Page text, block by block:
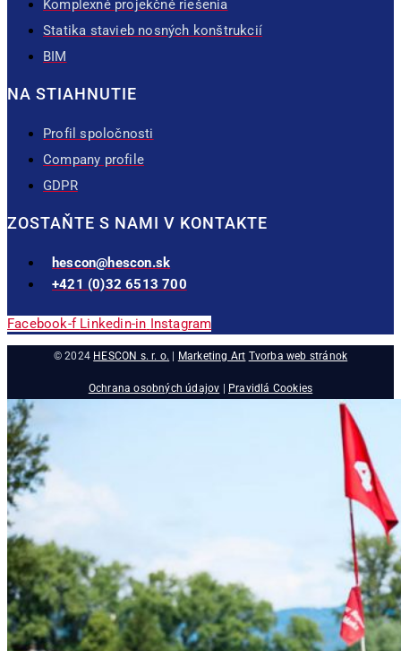
Komplexné projekčné riešenia
Statika stavieb nosných konštrukcií
BIM
NA STIAHNUTIE
Profil spoločnosti
Company profile
GDPR
ZOSTAŇTE S NAMI V KONTAKTE
hescon@hescon.sk
+421 (0)32 6513 700
Facebook-f Linkedin-in Instagram
© 2024 HESCON s. r. o. Marketing Art Tvorba web stránok
Ochrana osobných údajov | Pravidlá Cookies